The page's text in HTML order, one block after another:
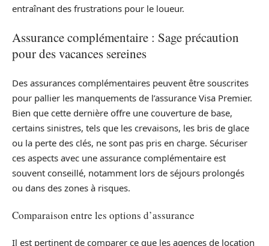
entraînant des frustrations pour le loueur.
Assurance complémentaire : Sage précaution
pour des vacances sereines
Des assurances complémentaires peuvent être souscrites
pour pallier les manquements de l’assurance Visa Premier.
Bien que cette dernière offre une couverture de base,
certains sinistres, tels que les crevaisons, les bris de glace
ou la perte des clés, ne sont pas pris en charge. Sécuriser
ces aspects avec une assurance complémentaire est
souvent conseillé, notamment lors de séjours prolongés
ou dans des zones à risques.
Comparaison entre les options d’assurance
Il est pertinent de comparer ce que les agences de location